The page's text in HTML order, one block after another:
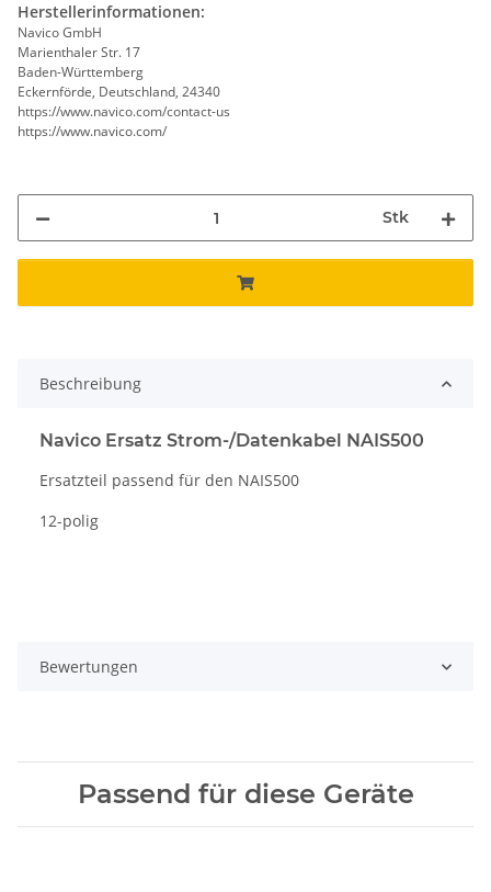
Herstellerinformationen:
Navico GmbH
Marienthaler Str. 17
Baden-Württemberg
Eckernförde, Deutschland, 24340
https://www.navico.com/contact-us
https://www.navico.com/
Stk
Beschreibung
Navico Ersatz Strom-/Datenkabel NAIS500
Ersatzteil passend für den NAIS500
12-polig
Bewertungen
Passend für diese Geräte